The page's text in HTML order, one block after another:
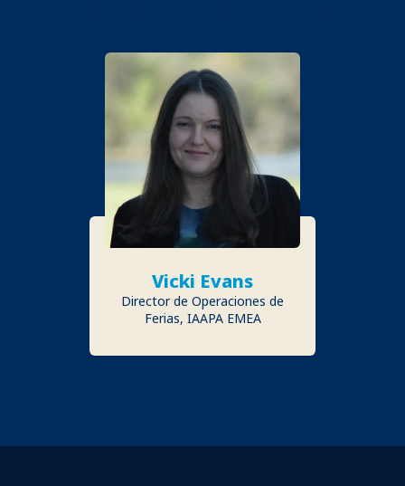
Vicki Evans
Director de Operaciones de
Ferias, IAAPA EMEA